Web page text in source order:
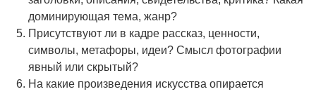
доминирующая тема, жанр?
Присутствуют ли в кадре рассказ, ценности,
символы, метафоры, идеи? Смысл фотографии
явный или скрытый?
На какие произведения искусства опирается